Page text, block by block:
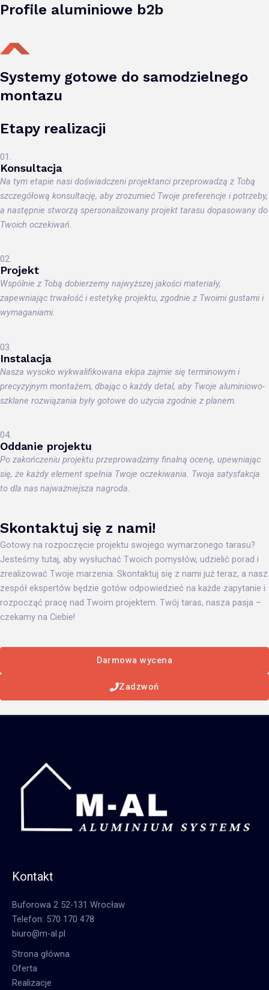
Profile aluminiowe b2b
Systemy gotowe do samodzielnego
montazu
Etapy realizacji
01.
Konsultacja
Na tym etapie nasi doświadczeni projektanci przeprowadzą z Tobą
szczegółową konsultację, aby zrozumieć Twoje preferencje i potrzeby,
a następnie stworzą spersonalizowany projekt tarasu dopasowany do
Twoich oczekiwań.
02.
Projekt
Wspólnie z Tobą dobierzemy najwyższej jakości materiały,
zapewniając trwałość i estetykę projektu, zgodnie z Twoimi gustami i
wymaganiami.
03.
Instalacja
Nasza wysoko wykwalifikowana ekipa zajmie się terminowym i
precyzyjnym montażem, dbając o każdy detal, aby Twoje aluminiowo-
szklane rozwiązania były gotowe do użycia zgodnie z planem.
04.
Oddanie projektu
Po zakończeniu projektu przeprowadzimy finalną ocenę, upewniając
się, że każdy element spełnia Twoje oczekiwania. Twoja satysfakcja
to dla nas najważniejsza nagroda.
Skontaktuj się z nami!
Gotowy na rozpoczęcie projektu swojego wymarzonego tarasu?
Jesteśmy tutaj, aby wysłuchać Twoich pomysłów, udzielić porad i
zrealizować Twoje marzenia. Skontaktuj się z nami już teraz, a nasz
zespół ekspertów będzie gotów odpowiedzieć na każde zapytanie i
rozpocząć pracę nad Twoim projektem. Twój taras, nasza pasja –
czekamy na Ciebie!
Darmowa wycena
Zadzwoń
Kontakt
Buforowa 2 52-131 Wrocław
Telefon: 570 170 478
biuro@m-al.pl
Strona główna
Oferta
Realizacje